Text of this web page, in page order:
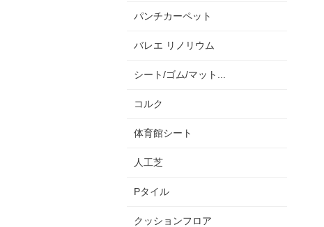
パンチカーペット
バレエ リノリウム
シート/ゴム/マット...
コルク
体育館シート
人工芝
Pタイル
クッションフロア